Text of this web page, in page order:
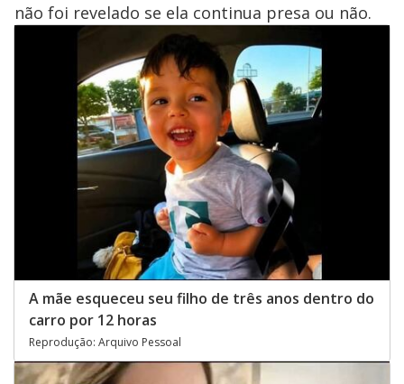
não foi revelado se ela continua presa ou não.
A mãe esqueceu seu filho de três anos dentro do
carro por 12 horas
Reprodução: Arquivo Pessoal